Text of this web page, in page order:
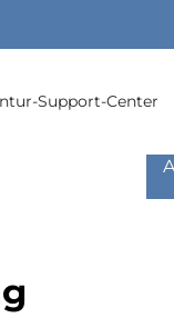
Support-Center